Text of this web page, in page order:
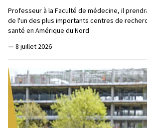
Professeur à la Faculté de médecine, il
de l'un des plus importants centres de
santé en Amérique du Nord
— 8 juillet 2026